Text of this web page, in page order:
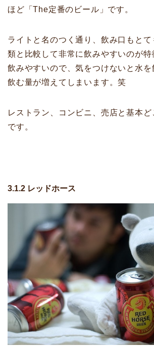
ほど「The定番のビール」です。
ライトと名のつく通り、飲み口もと
類と比較して非常に飲みやすいのが特
飲みやすいので、気をつけないと水を
飲む量が増えてしまいます。笑
レストラン、コンビニ、売店と基本
です。
3.1.2 レッドホース